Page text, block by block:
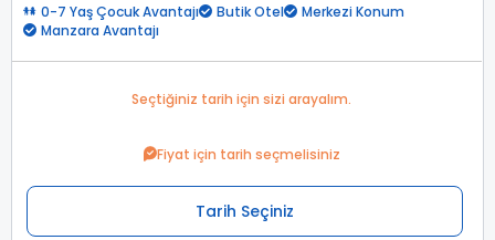
0-7 Yaş Çocuk Avantajı
Butik Otel
Merkezi Konum
Manzara Avantajı
Seçtiğiniz tarih için sizi arayalım.
Fiyat için tarih seçmelisiniz
Tarih Seçiniz